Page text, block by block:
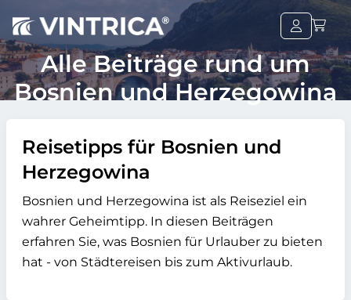
Alle Beiträge rund um
Bosnien und Herzegowina
Reisetipps für Bosnien und
Herzegowina
Bosnien und Herzegowina ist als Reiseziel ein
wahrer Geheimtipp. In diesen Beiträgen
erfahren Sie, was Bosnien für Urlauber zu bieten
hat - von Städtereisen bis zum Aktivurlaub.